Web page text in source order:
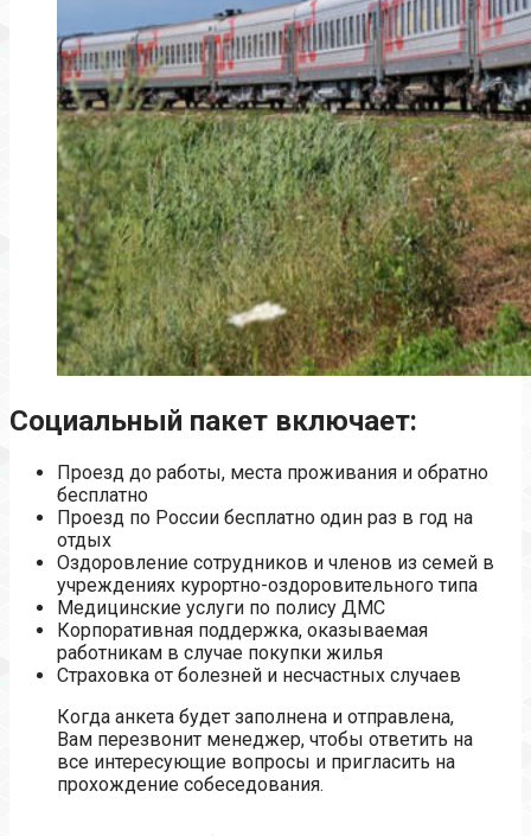
Социальный пакет включает:
Проезд до работы, места проживания и обратно
бесплатно
Проезд по России бесплатно один раз в год на
отдых
Оздоровление сотрудников и членов из семей в
учреждениях курортно-оздоровительного типа
Медицинские услуги по полису ДМС
Корпоративная поддержка, оказываемая
работникам в случае покупки жилья
Страховка от болезней и несчастных случаев
Когда анкета будет заполнена и отправлена,
Вам перезвонит менеджер, чтобы ответить на
все интересующие вопросы и пригласить на
прохождение собеседования.